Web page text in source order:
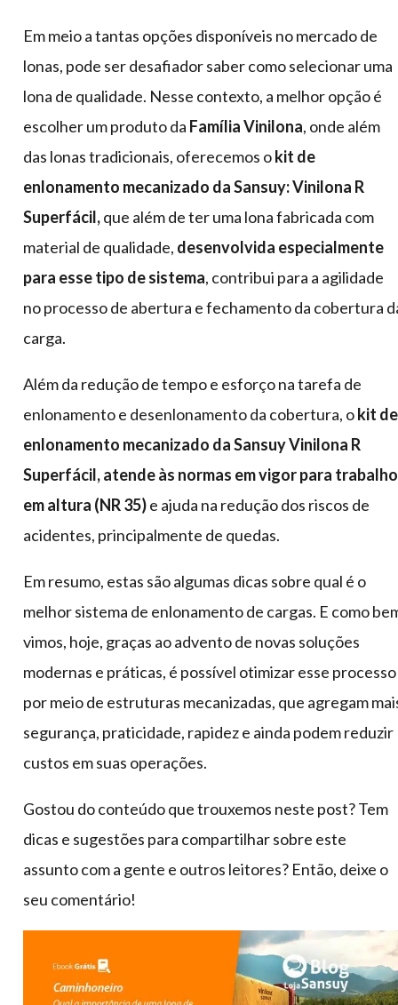
Em meio a tantas opções disponíveis no mercado de
lonas, pode ser desafiador saber como selecionar uma
lona de qualidade. Nesse contexto, a melhor opção é
escolher um produto da Família Vinilona, onde além
das lonas tradicionais, oferecemos okit de
enlonamento mecanizado da Sansuy: Vinilona R
Superfácil,que além de ter uma lona fabricada com
material de qualidade, desenvolvida especialmente
para esse tipo de sistema, contribui para a agilidade
no processo de abertura e fechamento da cobertura
carga.
Além da redução de tempo e esforço na tarefa de
enlonamento e desenlonamento da cobertura, okit de
enlonamento mecanizado da Sansuy Vinilona R
Superfácil, atende às normas em vigor para trabalho
em altura (NR 35)e ajuda na redução dos riscos de
acidentes, principalmente de quedas.
Em resumo, estas são algumas dicas sobre qual é o
melhor sistema de enlonamento de cargas. E como
vimos, hoje, graças ao advento de novas soluções
modernas e práticas, é possível otimizar esse processo
por meio de estruturas mecanizadas, que agregam
segurança, praticidade, rapidez e ainda podem reduzir
custos em suas operações.
Gostou do conteúdo que trouxemos neste post? Tem
dicas e sugestões para compartilhar sobre este
assunto com a gente e outros leitores? Então, deixe o
seu comentário!